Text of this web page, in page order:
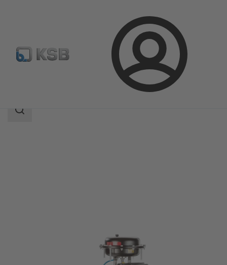
Connexion
Catalogue produits BOA-CVP H
Champ